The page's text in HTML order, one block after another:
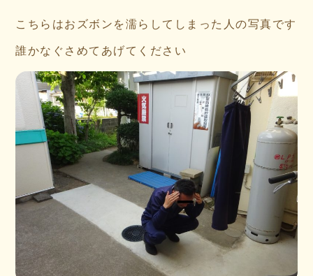
こちらはおズボンを濡らしてしまった人の写真です
誰かなぐさめてあげてください